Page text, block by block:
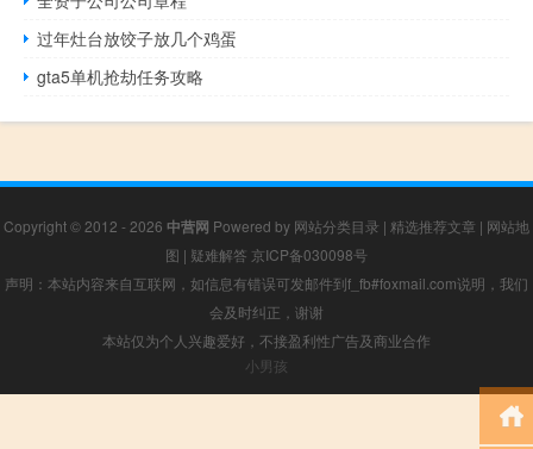
过年灶台放饺子放几个鸡蛋
gta5单机抢劫任务攻略
Copyright © 2012 - 2026 中营网 Powered by 网站分类目录 | 精选推荐文章 | 网站地
图 | 疑难解答 京ICP备030098号
声明：本站内容来自互联网，如信息有错误可发邮件到f_fb#foxmail.com说明，我们
会及时纠正，谢谢
本站仅为个人兴趣爱好，不接盈利性广告及商业合作
小男孩